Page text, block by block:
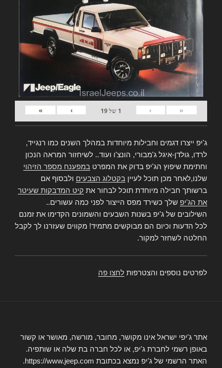
«
‹
1 של19
›
»
ג'יפ ייצרו דגמים וחבילות מיוחדות במהלך השנים כמו רנגייד,
לרדו, גולדן-איגל ג'מבורי, הונצ'ו ועוד.. לשיחזור המראה הנכון
וחתימת שיפוץ הג'יפ בדוק את המפרט במפענח מספר הזיהוי
שלנו,לאחר מכן תוכל לעיין בקטלוג הצבעים ולבסוף אם
ברשותך חבילה מיוחדת תוכל לבחור את קיט המדבקות שעיטר
את הג'יפ שלך כשירד מפס הייצור לפני כמה עשורים..
השילובים של ג'יפ בשנות השבעים והשמונים הקדימו את זמנם
לכל הדעות וכיום הם מבוקשים מתמיד! מקווים שעזרנו לך לקבל
החלטה לשחזר למקור.
לפרטים נוספים והצטרפות לחצו פה
אתר ג'יפי ישראל אינו מקושר, מחובר, מורשה, מאושר או קשור
באופן רשמי לחברת ג'יפ, או לכל חברה בת שלה או שותפיה.
האתר הרשמי של ג'יפ נמצא בכתובת https://www.jeep.com.